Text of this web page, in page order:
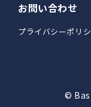
お問い合わせ
プライバシーポリ
©